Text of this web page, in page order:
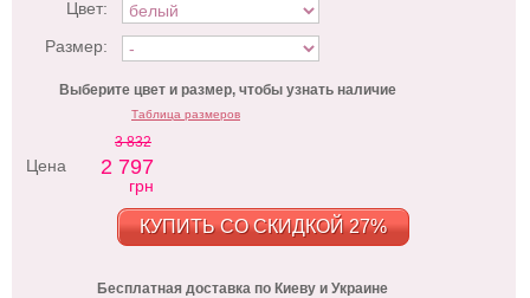
Цвет:
Размер:
Выберите цвет и размер, чтобы узнать наличие
Таблица размеров
Цена
3 832
2 797
грн
КУПИТЬ СО СКИДКОЙ 27%
Бесплатная доставка по Киеву и Украине